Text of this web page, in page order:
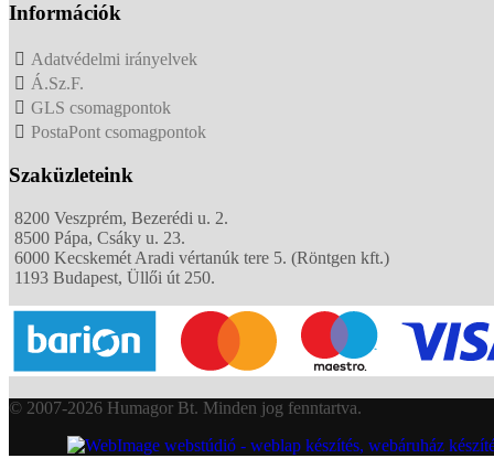
Információk
Adatvédelmi irányelvek
Á.Sz.F.
GLS csomagpontok
PostaPont csomagpontok
Szaküzleteink
8200 Veszprém, Bezerédi u. 2.
8500 Pápa, Csáky u. 23.
6000 Kecskemét Aradi vértanúk tere 5. (Röntgen kft.)
1193 Budapest, Üllői út 250.
© 2007-2026 Humagor Bt. Minden jog fenntartva.